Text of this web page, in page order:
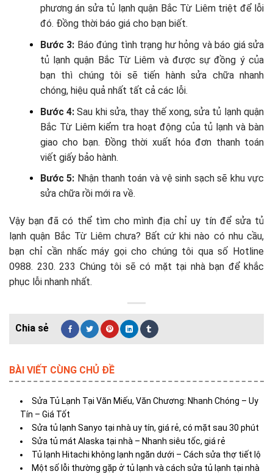
phương án sửa tủ lạnh quận Bắc Từ Liêm triệt để lỗi
đó. Đồng thời báo giá cho bạn biết.
Bước 3: Báo đúng tình trạng hư hỏng và báo giá sửa
tủ lạnh quận Bắc Từ Liêm và được sự đồng ý của
bạn thì chúng tôi sẽ tiến hành sửa chữa nhanh
chóng, hiệu quả nhất tất cả các lỗi.
Bước 4: Sau khi sửa, thay thế xong, sửa tủ lạnh quận
Bắc Từ Liêm kiểm tra hoạt động của tủ lạnh và bàn
giao cho bạn. Đồng thời xuất hóa đơn thanh toán
viết giấy bảo hành.
Bước 5: Nhận thanh toán và vệ sinh sạch sẽ khu vực
sửa chữa rồi mới ra về.
Vậy bạn đã có thể tìm cho mình địa chỉ uy tín để sửa tủ
lạnh quận Bắc Từ Liêm chưa? Bất cứ khi nào có nhu cầu,
bạn chỉ cần nhấc máy gọi cho chúng tôi qua số Hotline
0988. 230. 233 Chúng tôi sẽ có mặt tại nhà bạn để khắc
phục lỗi nhanh nhất.
BÀI VIẾT CÙNG CHỦ ĐỀ
Sửa Tủ Lạnh Tại Văn Miếu, Văn Chương: Nhanh Chóng – Uy
Tín – Giá Tốt
Sửa tủ lạnh Sanyo tại nhà uy tín, giá rẻ, có mặt sau 30 phút
Sửa tủ mát Alaska tại nhà – Nhanh siêu tốc, giá rẻ
Tủ lạnh Hitachi không lạnh ngăn dưới – Cách sửa thợ tiết lộ
Một số lỗi thường gặp ở tủ lạnh và cách sửa tủ lạnh tại nhà